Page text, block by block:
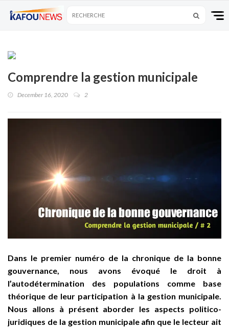
Comprendre la gestion municipale
December 16, 2020 2
Dans le premier numéro de la chronique de la bonne
gouvernance, nous avons évoqué le droit à
l’autodétermination des populations comme base
théorique de leur participation à la gestion municipale.
Nous allons à présent aborder les aspects politico-
juridiques de la gestion municipale afin que le lecteur ait